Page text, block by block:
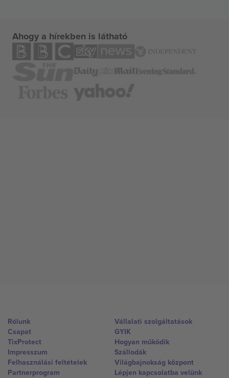
Ahogy a hírekben is látható
Rólunk
Csapat
TixProtect
Impresszum
Felhasználási feltételek
Partnerprogram
Vállalati szolgáltatások
GYIK
Hogyan működik
Szállodák
Világbajnokság központ
Lépjen kapcsolatba velünk